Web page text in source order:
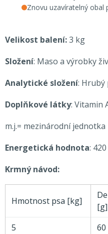
Znovu uzavíratelný
Velikost balení:3 kg
Složení: Maso a výrobky
Analytické složení: Hrubý
Doplňkové látky: Vitamin
m.j.= mezinárodní jednotka
Energetická hodnota:
Krmný návod:
Hmotnost psa [kg]
[g]
5
60